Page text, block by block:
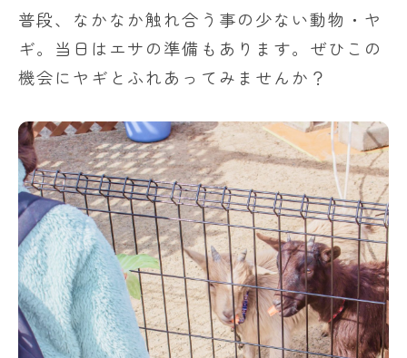
普段、なかなか触れ合う事の少ない動物・ヤ
ギ。当日はエサの準備もあります。ぜひこの
機会にヤギとふれあってみませんか？